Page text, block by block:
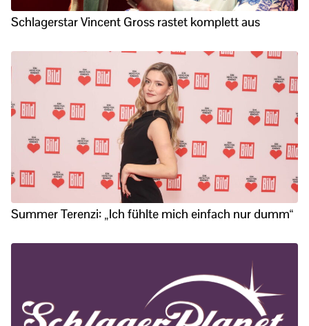
Schlagerstar Vincent Gross rastet komplett aus
Summer Terenzi: „Ich fühlte mich einfach nur dumm“